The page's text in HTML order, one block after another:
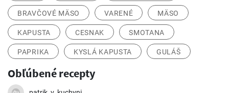
BRAVČOVÉ MÄSO VARENÉ MÄSO
KAPUSTA CESNAK SMOTANA
PAPRIKA KYSLÁ KAPUSTA GULÁŠ
Obľúbené recepty